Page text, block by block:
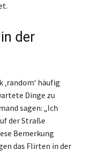
der
‚random‘ häufig
Dinge zu
sagen: „Ich
der Straße
Bemerkung
das Flirten in der